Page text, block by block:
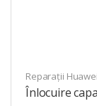
Reparații
Înlocuire